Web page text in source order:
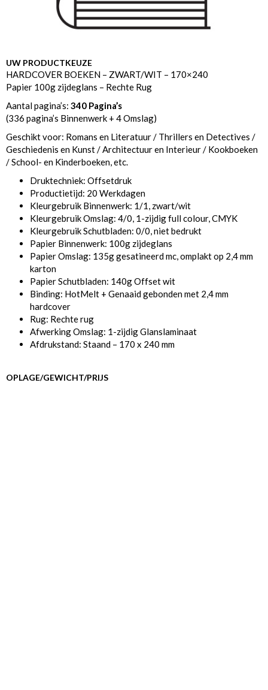
UW PRODUCTKEUZE
HARDCOVER BOEKEN – ZWART/WIT – 170×240
Papier 100g zijdeglans – Rechte Rug
Aantal pagina’s: 340 Pagina’s
(336 pagina’s Binnenwerk + 4 Omslag)
Geschikt voor: Romans en Literatuur / Thrillers en Detectives /
Geschiedenis en Kunst / Architectuur en Interieur / Kookboeken
/ School- en Kinderboeken, etc.
Druktechniek: Offsetdruk
Productietijd: 20 Werkdagen
Kleurgebruik Binnenwerk: 1/1, zwart/wit
Kleurgebruik Omslag: 4/0, 1-zijdig full colour, CMYK
Kleurgebruik Schutbladen: 0/0, niet bedrukt
Papier Binnenwerk: 100g zijdeglans
Papier Omslag: 135g gesatineerd mc, omplakt op 2,4 mm
karton
Papier Schutbladen: 140g Offset wit
Binding: HotMelt + Genaaid gebonden met 2,4 mm
hardcover
Rug: Rechte rug
Afwerking Omslag: 1-zijdig Glanslaminaat
Afdrukstand: Staand – 170 x 240 mm
OPLAGE/GEWICHT/PRIJS